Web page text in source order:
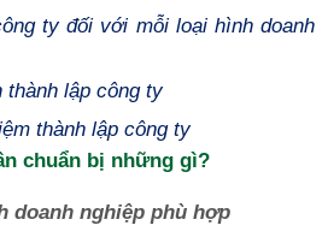
ty đối với mỗi loại hình doanh
thành lập công ty
thành lập công ty
chuẩn bị những gì?
doanh nghiệp phù hợp